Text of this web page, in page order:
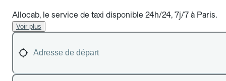
Allocab, le service de taxi disponible 24h/24, 7j/7 à Paris.
Voir plus